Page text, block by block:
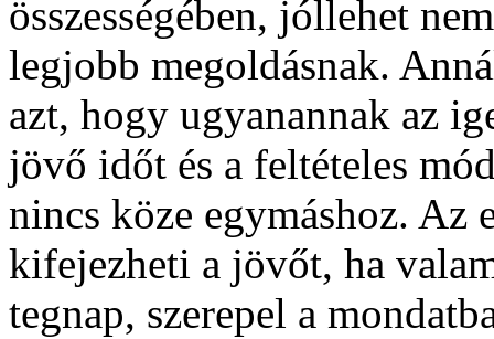
összességében, jóllehet
legjobb megoldásnak.
azt, hogy ugyanannak az
jövő időt és a feltételes
nincs köze egymáshoz. Az
kifejezheti a jövőt, ha
tegnap, szerepel a